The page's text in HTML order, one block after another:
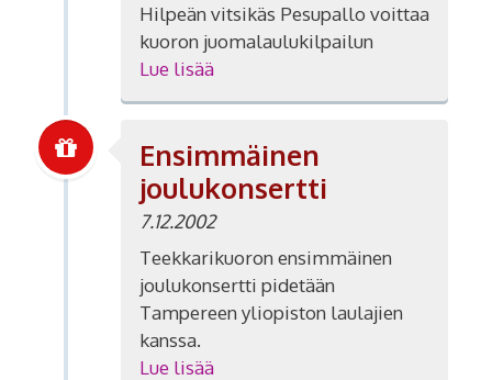
Hilpeän vitsikäs Pesupallo voittaa
kuoron juomalaulukilpailun
Lue lisää
Ensimmäinen
joulukonsertti
7.12.2002
Teekkarikuoron ensimmäinen
joulukonsertti pidetään
Tampereen yliopiston laulajien
kanssa.
Lue lisää